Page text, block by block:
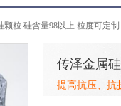
粒 硅含量98以上 粒度可定制
传泽金属
提高抗压、抗